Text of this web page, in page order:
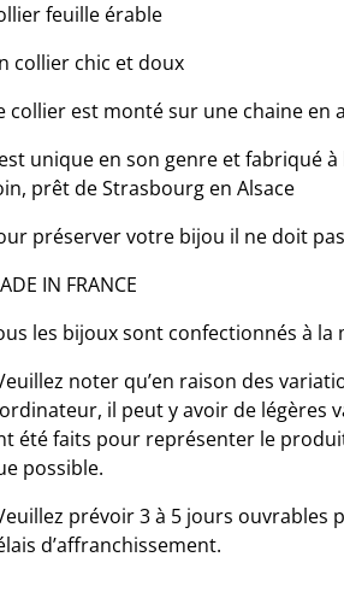
feuille érable
collier chic et doux
collier est monté sur une chaine en
unique en son genre et fabriqué
prêt de Strasbourg en Alsace
préserver votre bijou il ne doit
IN FRANCE
les bijoux sont confectionnés à la
noter qu’en raison des
il peut y avoir de légères
été faits pour représenter le
possible.
prévoir 3 à 5 jours ouvrables
d’affranchissement.